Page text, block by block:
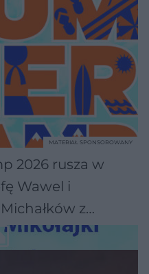
2026 rusza w
Wawel i
z
MATERIAŁ SPONSOROWANY